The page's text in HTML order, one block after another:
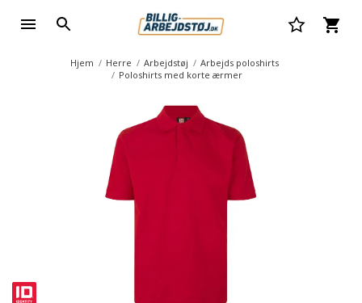
Hjem Herre Arbejdstøj
Arbejds poloshirts
Poloshirts med korte ærmer